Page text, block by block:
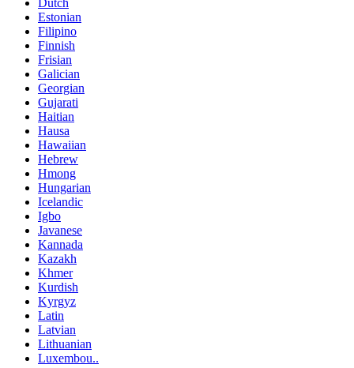
Dutch
Estonian
Filipino
Finnish
Frisian
Galician
Georgian
Gujarati
Haitian
Hausa
Hawaiian
Hebrew
Hmong
Hungarian
Icelandic
Igbo
Javanese
Kannada
Kazakh
Khmer
Kurdish
Kyrgyz
Latin
Latvian
Lithuanian
Luxembou..